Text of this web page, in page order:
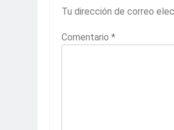
Tu dirección de correo
Comentario *